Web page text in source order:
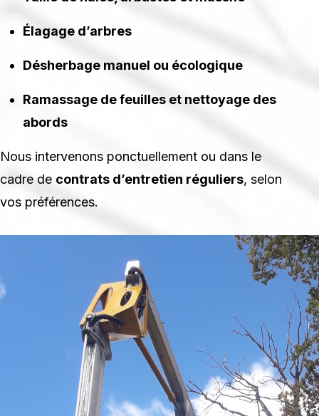
Élagage d’arbres
Désherbage manuel ou écologique
Ramassage de feuilles et nettoyage des
abords
Nous intervenons ponctuellement ou dans le
cadre de contrats d’entretien réguliers, selon
vos préférences.